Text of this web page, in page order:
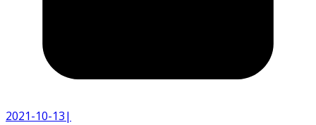
2021-10-13|